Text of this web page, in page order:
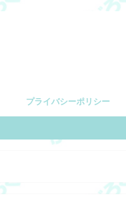
プライバシーポリシー